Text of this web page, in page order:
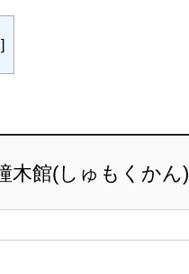
]
木館(しゅもくかん)